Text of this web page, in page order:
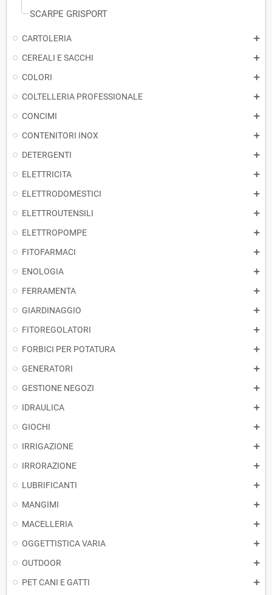
SCARPE GRISPORT
CARTOLERIA
CEREALI E SACCHI
COLORI
COLTELLERIA PROFESSIONALE
CONCIMI
CONTENITORI INOX
DETERGENTI
ELETTRICITA
ELETTRODOMESTICI
ELETTROUTENSILI
ELETTROPOMPE
FITOFARMACI
ENOLOGIA
FERRAMENTA
GIARDINAGGIO
FITOREGOLATORI
FORBICI PER POTATURA
GENERATORI
GESTIONE NEGOZI
IDRAULICA
GIOCHI
IRRIGAZIONE
IRRORAZIONE
LUBRIFICANTI
MANGIMI
MACELLERIA
OGGETTISTICA VARIA
OUTDOOR
PET CANI E GATTI